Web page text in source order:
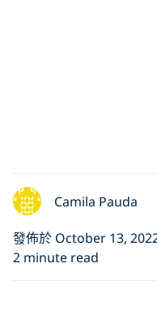
Camila Pauda
發佈於 October 13,
2 minute read